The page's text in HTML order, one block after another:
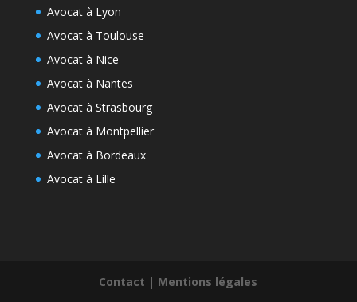
Avocat à Lyon
Avocat à Toulouse
Avocat à Nice
Avocat à Nantes
Avocat à Strasbourg
Avocat à Montpellier
Avocat à Bordeaux
Avocat à Lille
Contact | Mentions légales